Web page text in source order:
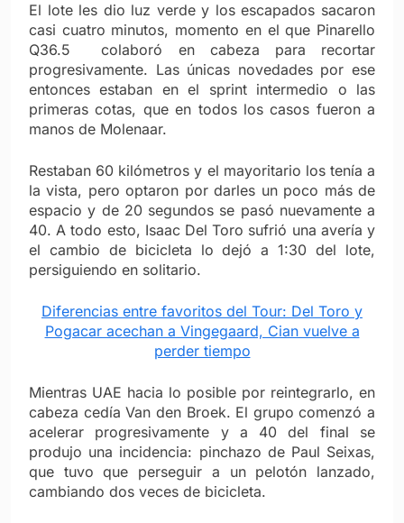
El lote les dio luz verde y los escapados sacaron
casi cuatro minutos, momento en el que Pinarello
Q36.5 colaboró en cabeza para recortar
progresivamente. Las únicas novedades por ese
entonces estaban en el sprint intermedio o las
primeras cotas, que en todos los casos fueron a
manos de Molenaar.
Restaban 60 kilómetros y el mayoritario los tenía a
la vista, pero optaron por darles un poco más de
espacio y de 20 segundos se pasó nuevamente a
40. A todo esto, Isaac Del Toro sufrió una avería y
el cambio de bicicleta lo dejó a 1:30 del lote,
persiguiendo en solitario.
Diferencias entre favoritos del Tour: Del Toro y
Pogacar acechan a Vingegaard, Cian vuelve a
perder tiempo
Mientras UAE hacia lo posible por reintegrarlo, en
cabeza cedía Van den Broek. El grupo comenzó a
acelerar progresivamente y a 40 del final se
produjo una incidencia: pinchazo de Paul Seixas,
que tuvo que perseguir a un pelotón lanzado,
cambiando dos veces de bicicleta.